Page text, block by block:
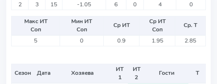
2
3 15 -1.05 6 0 4 0
Макс ИТ
Соп
Мин ИТ
Соп
Ср ИТ
Ср ИТ
Соп
Ср. Т
5
0 0.9 1.95 2.85
Сезон Дата Хозяева
ИТ
1
ИТ
2
Гости Т